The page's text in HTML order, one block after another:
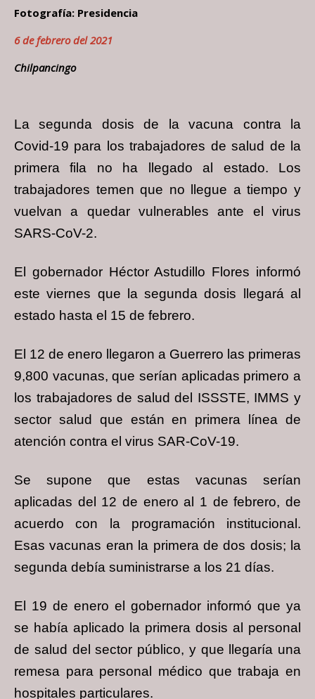
Fotografía: Presidencia
6 de febrero del 2021
Chilpancingo
La segunda dosis de la vacuna contra la
Covid-19 para los trabajadores de salud de la
primera fila no ha llegado al estado. Los
trabajadores temen que no llegue a tiempo y
vuelvan a quedar vulnerables ante el virus
SARS-CoV-2.
El gobernador Héctor Astudillo Flores informó
este viernes que la segunda dosis llegará al
estado hasta el 15 de febrero.
El 12 de enero llegaron a Guerrero las primeras
9,800 vacunas, que serían aplicadas primero a
los trabajadores de salud del ISSSTE, IMMS y
sector salud que están en primera línea de
atención contra el virus SAR-CoV-19.
Se supone que estas vacunas serían
aplicadas del 12 de enero al 1 de febrero, de
acuerdo con la programación institucional.
Esas vacunas eran la primera de dos dosis; la
segunda debía suministrarse a los 21 días.
El 19 de enero el gobernador informó que ya
se había aplicado la primera dosis al personal
de salud del sector público, y que llegaría una
remesa para personal médico que trabaja en
hospitales particulares.